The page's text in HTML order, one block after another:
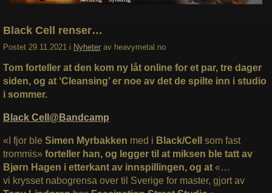
Søk
Black Cell renser…
Postet 29.11.2021 i Nyheter av heavymetal.no
Tom forteller at den kom ny låt online for et par, tre dager
siden, og at ‘Cleansing’ er noe av det de spilte inn i studio
i sommer.
Black Cell@Bandcamp
«I fjor ble Simen Myrbakken med i Black/Cell
som fast
trommis» forteller han, og legger til at miksen ble tatt av
Bjørn Hagen i etterkant av innspillingen, og at «…
vi krysset nabogrensa over til Sverige for master, gjort av